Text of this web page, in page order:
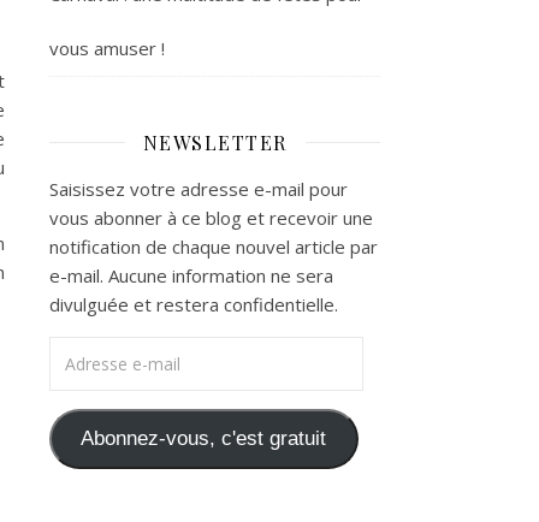
vous amuser !
NEWSLETTER
Saisissez votre adresse e-mail pour
vous abonner à ce blog et recevoir une
notification de chaque nouvel article par
e-mail. Aucune information ne sera
divulguée et restera confidentielle.
Abonnez-vous, c'est gratuit